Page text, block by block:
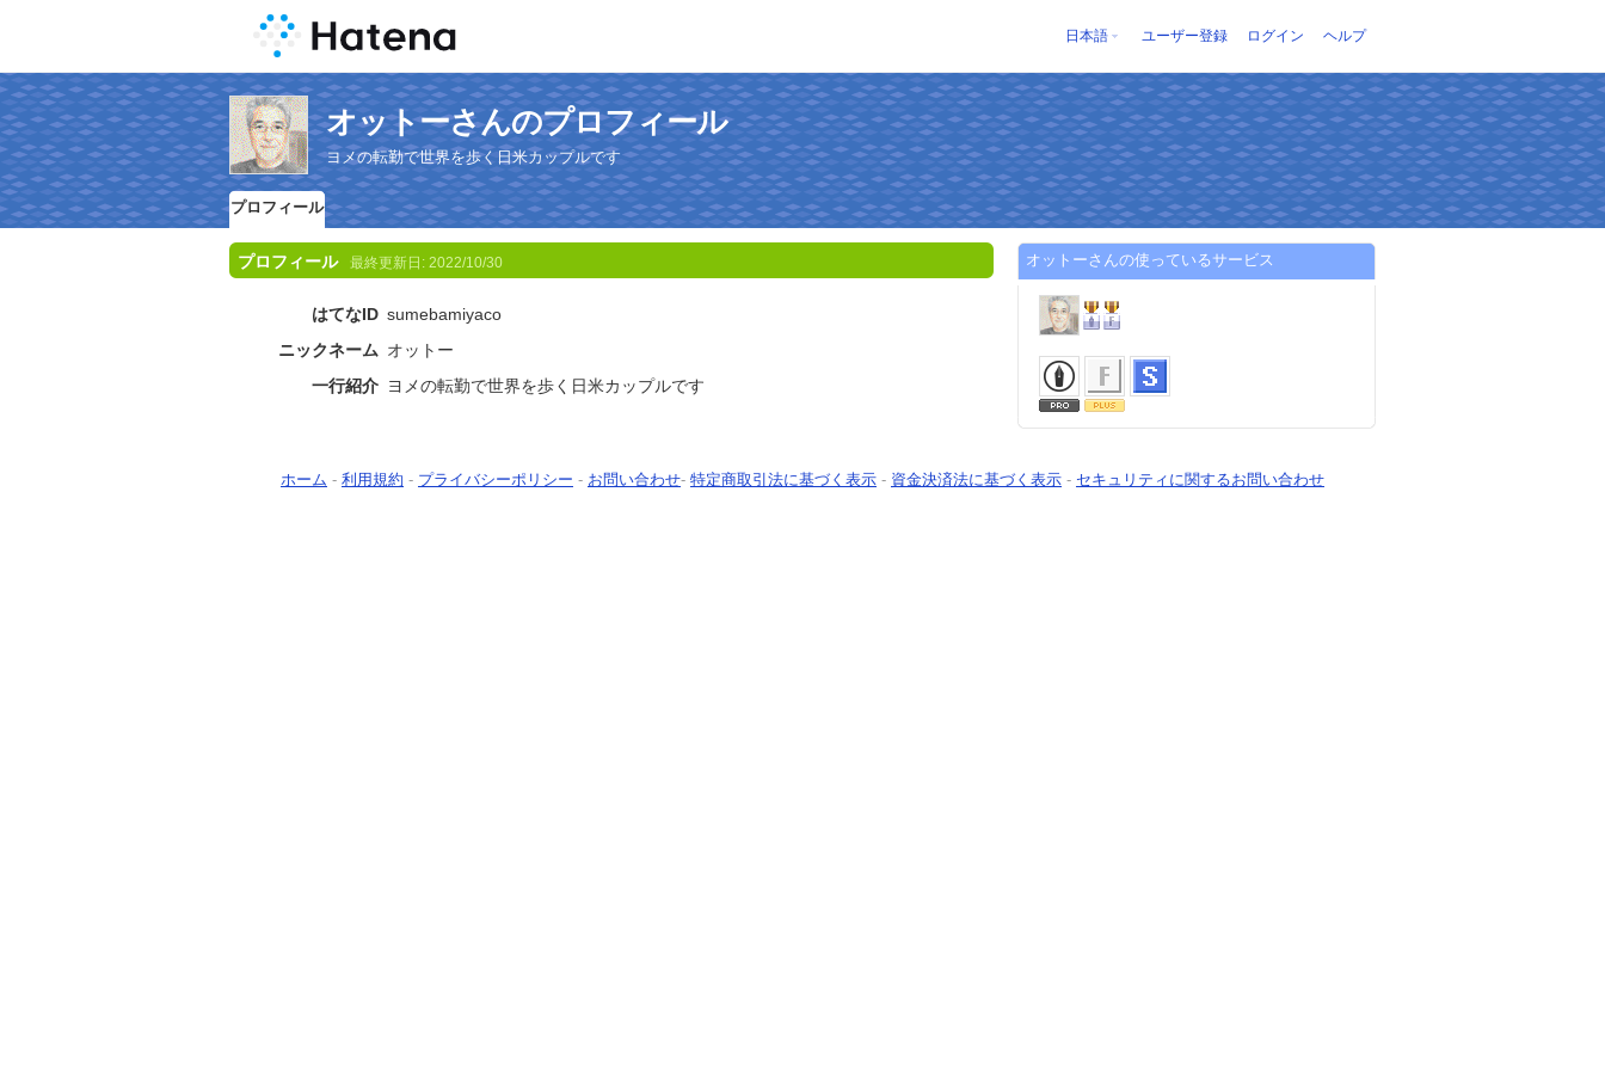
日本語 ユーザー登録 ログイン ヘルプ
オットーさんのプロフィール
ヨメの転勤で世界を歩く日米カップルです
プロフィール
プロフィール 最終更新日: 2022/10/30
はてなID sumebamiyaco
ニックネーム オットー
一行紹介 ヨメの転勤で世界を歩く日米カップルです
オットーさんの使っているサービス
ホーム - 利用規約 - プライバシーポリシー - お問い合わせ- 特定商取引法に基づく表示 - 資金決済法に基づく表示 - セキュリティに関するお問い合わせ